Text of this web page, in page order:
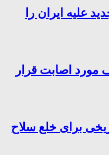
علیه ایران را
مورد اصابت قرار
برای خلع سلاح